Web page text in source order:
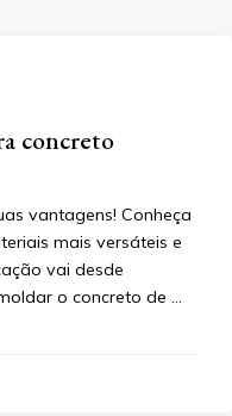
concreto
vantagens! Conheça
mais versáteis e
vai desde
o concreto de …